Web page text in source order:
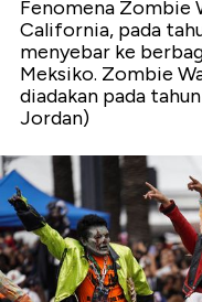
Fenomena Zombie
California, pada
menyebar ke
Meksiko. Zombie
diadakan pada
Jordan)